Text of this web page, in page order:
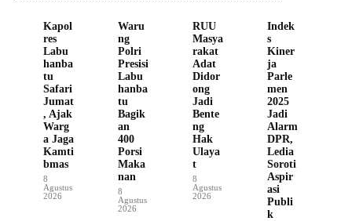
Kapol
res
Labu
hanba
tu
Safari
Jumat
, Ajak
Warg
a Jaga
Kamti
bmas
8
Agustus
2026
Waru
ng
Polri
Presisi
Labu
hanba
tu
Bagik
an
400
Porsi
Maka
nan
8
Agustus
2026
RUU
Masya
rakat
Adat
Didor
ong
Jadi
Bente
ng
Hak
Ulaya
t
8
Agustus
2026
Indek
s
Kiner
ja
Parle
men
2025
Jadi
Alarm
DPR,
Ledia
Soroti
Aspir
asi
Publi
k